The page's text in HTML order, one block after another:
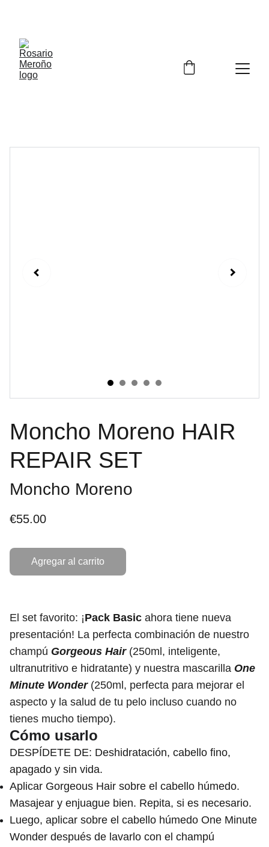
Moncho Moreno HAIR
REPAIR SET
Moncho Moreno
€55.00
Agregar al carrito
El set favorito: ¡Pack Basic ahora tiene nueva
presentación! La perfecta combinación de nuestro
champú Gorgeous Hair(250ml, inteligente,
ultranutritivo e hidratante) y nuestra mascarilla One
Minute Wonder(250ml, perfecta para mejorar el
aspecto y la salud de tu pelo incluso cuando no
tienes mucho tiempo).
Cómo usarlo
DESPÍDETE DE: Deshidratación, cabello fino,
apagado y sin vida.
Aplicar Gorgeous Hair sobre el cabello húmedo.
Masajear y enjuague bien. Repita, si es necesario.
Luego, aplicar sobre el cabello húmedo One Minute
Wonder después de lavarlo con el champú